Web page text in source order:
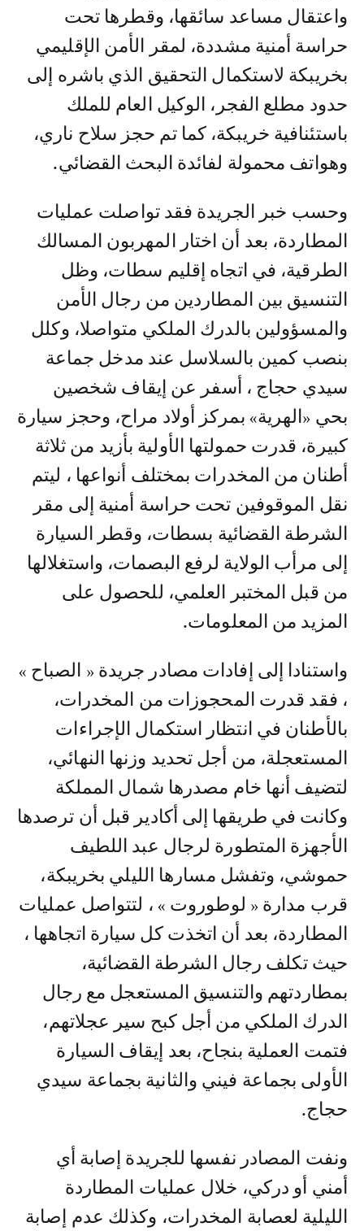
واعتقال مساعد سائقها، وقطرها تحت
حراسة أمنية مشددة، لمقر الأمن الإقليمي
بخريبكة لاستكمال التحقيق الذي باشره إلى
حدود مطلع الفجر، الوكيل العام للملك
باستئنافية خريبكة، كما تم حجز سلاح ناري،
وهواتف محمولة لفائدة البحث القضائي.
وحسب خبر الجريدة فقد تواصلت عمليات
المطاردة، بعد أن اختار المهربون المسالك
الطرقية، في اتجاه إقليم سطات، وظل
التنسيق بين المطاردين من رجال الأمن
والمسؤولين بالدرك الملكي متواصلا، وكلل
بنصب كمين بالسلاسل عند مدخل جماعة
سيدي حجاج ، أسفر عن إيقاف شخصين
بحي «الهرية» بمركز أولاد مراح، وحجز سيارة
كبيرة، قدرت حمولتها الأولية بأزيد من ثلاثة
أطنان من المخدرات بمختلف أنواعها ، ليتم
نقل الموقوفين تحت حراسة أمنية إلى مقر
الشرطة القضائية بسطات، وقطر السيارة
إلى مرأب الولاية لرفع البصمات، واستغلالها
من قبل المختبر العلمي، للحصول على
المزيد من المعلومات.
واستنادا إلى إفادات مصادر جريدة « الصباح »
، فقد قدرت المحجوزات من المخدرات،
بالأطنان في انتظار استكمال الإجراءات
المستعجلة، من أجل تحديد وزنها النهائي،
لتضيف أنها خام مصدرها شمال المملكة
وكانت في طريقها إلى أكادير قبل أن ترصدها
الأجهزة المتطورة لرجال عبد اللطيف
حموشي، وتفشل مسارها الليلي بخريبكة،
قرب مدارة « لوطوروت » ، لتتواصل عمليات
المطاردة، بعد أن اتخذت كل سيارة اتجاهها ،
حيث تكلف رجال الشرطة القضائية،
بمطاردتهم والتنسيق المستعجل مع رجال
الدرك الملكي من أجل كبح سير عجلاتهم،
فتمت العملية بنجاح، بعد إيقاف السيارة
الأولى بجماعة فيني والثانية بجماعة سيدي
حجاج.
ونفت المصادر نفسها للجريدة إصابة أي
أمني أو دركي، خلال عمليات المطاردة
الليلية لعصابة المخدرات، وكذلك عدم إصابة